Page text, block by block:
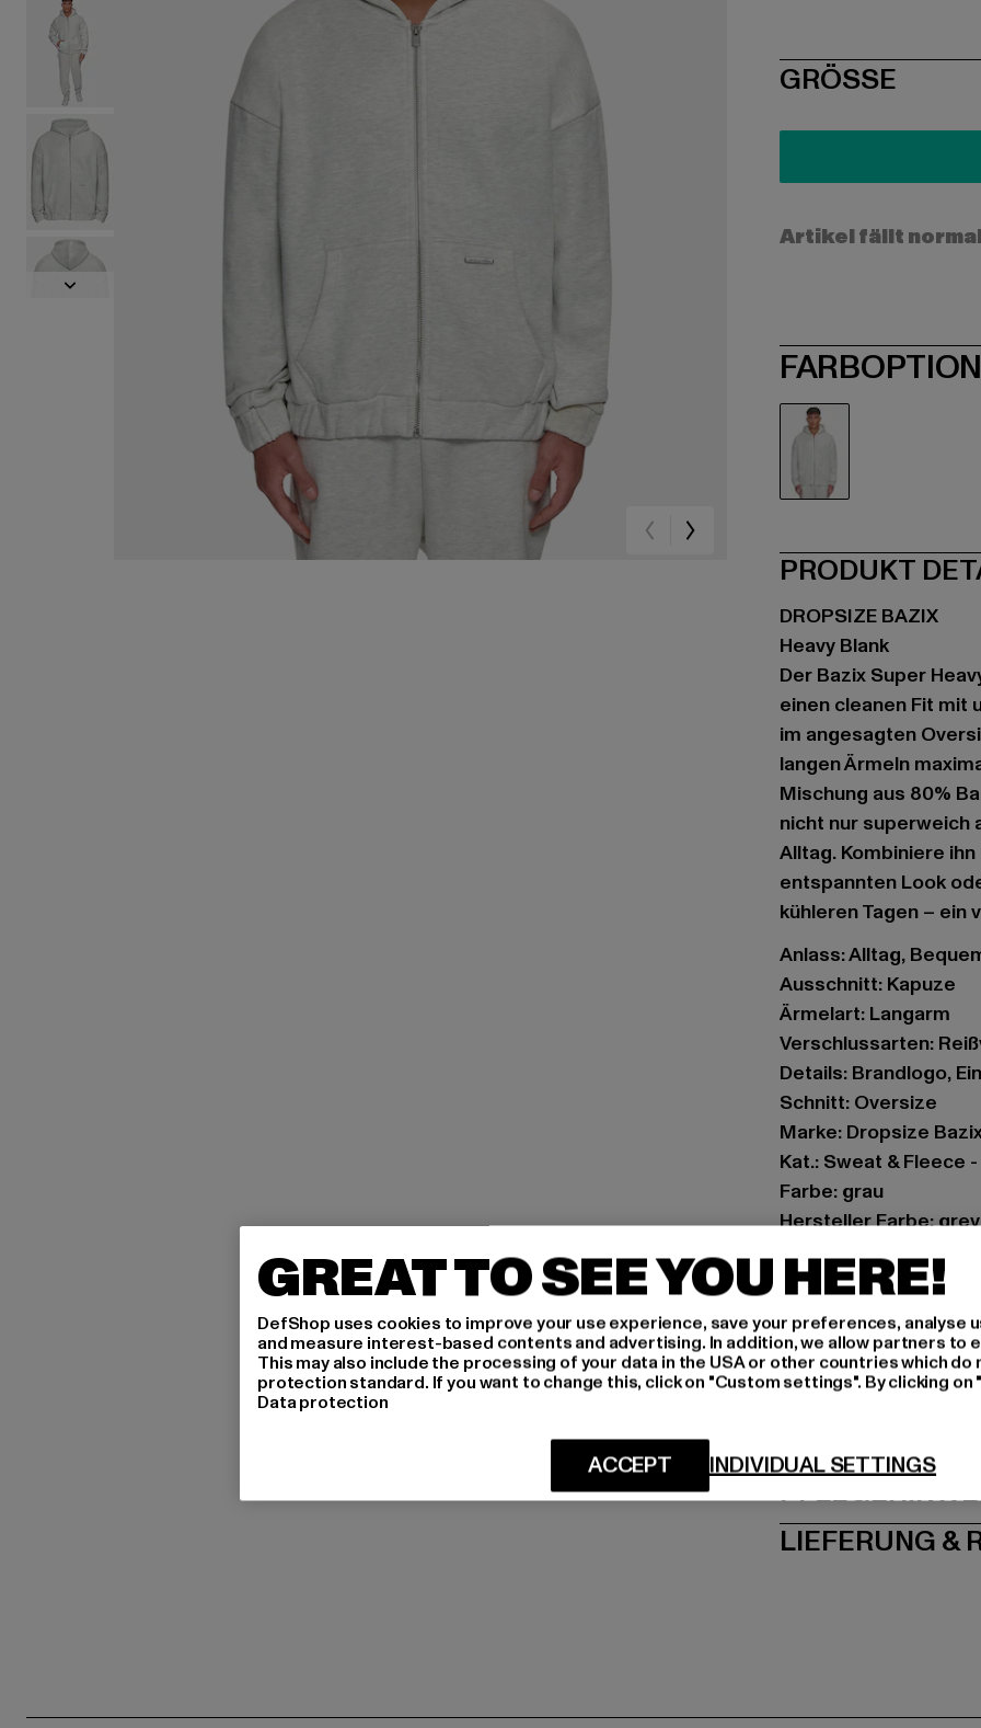
SIZE
GRÖSSE
Artikel fällt
PRODUKT
DROPSIZE BAZIX
Heavy Blank
Der Bazix Super
einen cleanen Fit mit
im angesagten
langen Ärmeln
Mischung aus 80%
nicht nur superweich
Alltag. Kombiniere
entspannten Look
kühleren Tagen –
Anlass: Alltag,
Ausschnitt: Kapuze
Ärmelart: Langarm
Verschlussarten:
Details: Brandlogo,
Schnitt: Oversize
Marke: Dropsize
Kat.: Sweat & Fleece
Farbe: grau
Hersteller Farbe:
Art.Nr: BRZH012-17125
Hersteller: Dropsize
Motzener Straße 6 |
LIEFERUNG &
GREAT TO SEE YOU HERE!
DefShop uses cookies to improve your use experience, save your preferences, analyse
and measure interest-based contents and advertising. In addition, we allow partners to
This may also include the processing of your data in the USA or other countries which do
protection standard. If you want to change this, click on "Custom settings". By clicking
Data protection
INDIVIDUAL SETTINGS
ACCEPT